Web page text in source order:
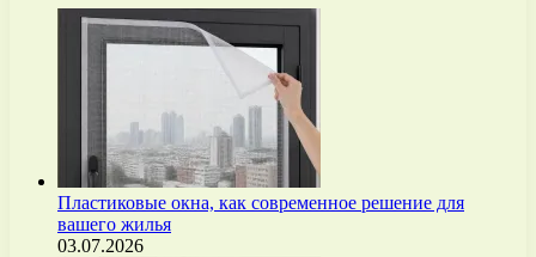
Пластиковые окна, как современное решение для
вашего жилья
03.07.2026